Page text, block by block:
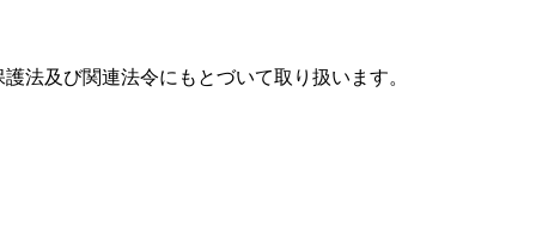
法及び関連法令にもとづいて取り扱います。